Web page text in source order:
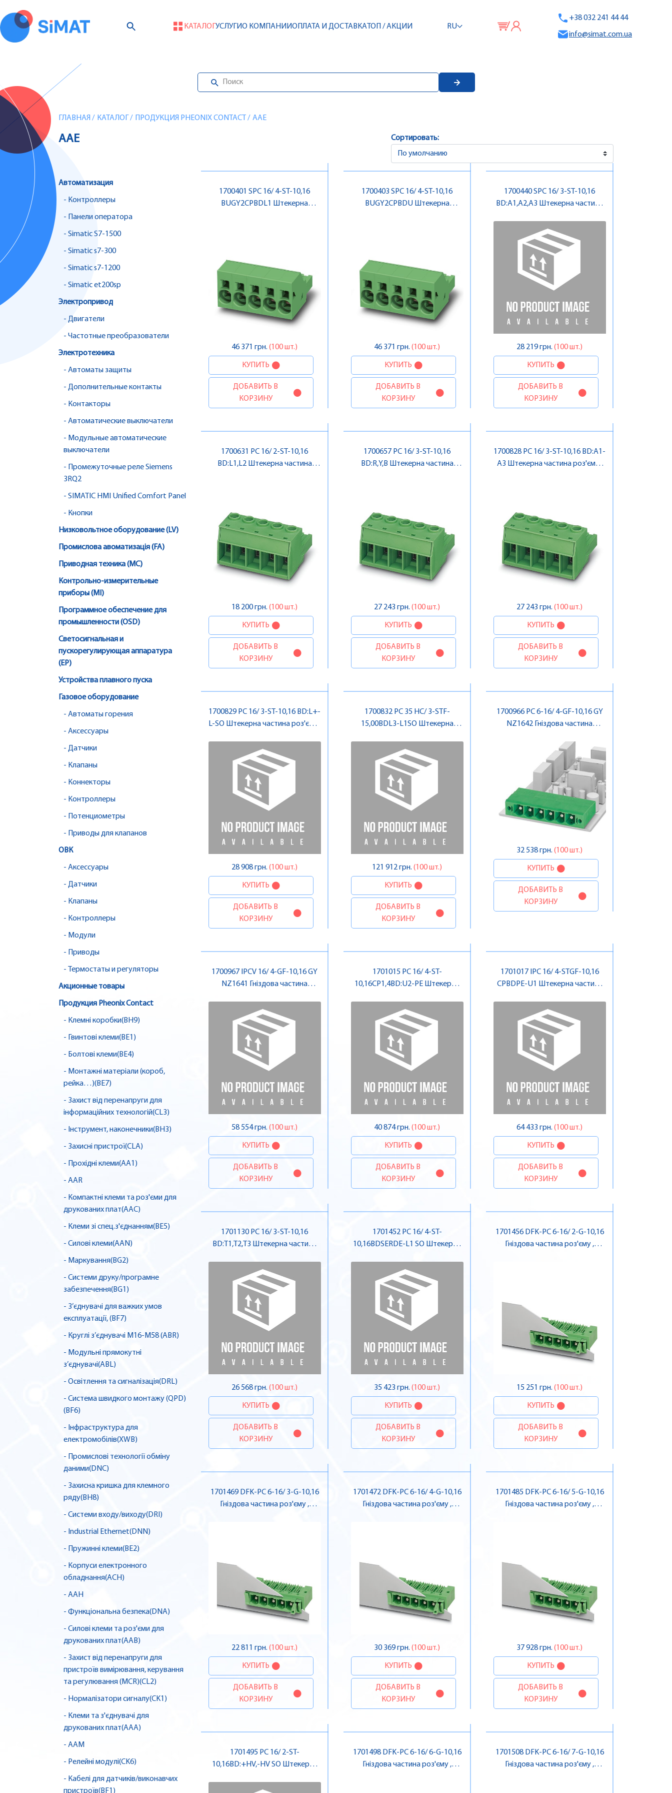
КАТАЛОГУСЛУГИО КОМПАНИИОПЛАТА И ДОСТАВКАТОП / АКЦИИ RU
+38 032 241 44 44
info@simat.com.ua
ГЛАВНАЯ / КАТАЛОГ / ПРОДУКЦИЯ PHEONIX CONTACT / AAE
AAE Сортировать:
Автоматизация
- Контроллеры
- Панели оператора
- Simatic S7-1500
- Simatic s7-300
- Simatic s7-1200
- Simatic et200sp
Электропривод
- Двигатели
- Частотные преобразователи
Электротехника
- Автоматы защиты
- Дополнительные контакты
- Контакторы
- Автоматические выключатели
- Модульные автоматические
выключатели
- Промежуточные реле Siemens
3RQ2
- SIMATIC HMI Unified Comfort Panel
- Кнопки
Низковольтное оборудование (LV)
Промислова авоматизація (FA)
Приводная техника (MC)
Контрольно-измерительные
приборы (MI)
Программное обеспечение для
промышленности (OSD)
Светосигнальная и
пускорегулирующая аппаратура
(EP)
Устройства плавного пуска
Газовое оборудование
- Автоматы горения
- Аксессуары
- Датчики
- Клапаны
- Коннекторы
- Контроллеры
- Потенциометры
- Приводы для клапанов
ОВК
- Аксессуары
- Датчики
- Клапаны
- Контроллеры
- Модули
- Приводы
- Термостаты и регуляторы
Акционные товары
Продукция Pheonix Contact
- Клемні коробки(BH9)
- Гвинтові клеми(BE1)
- Болтові клеми(BE4)
- Монтажні матеріали (короб,
рейка…)(BE7)
- Захист від перенапруги для
інформаційних технологій(CL3)
- Інструмент, наконечники(BH3)
- Захисні пристрої(CLA)
- Прохідні клеми(AA1)
- AAR
- Компактні клеми та роз'єми для
друкованих плат(AAC)
- Клеми зі спец.з'єднанням(BE5)
- Силові клеми(AAN)
- Маркування(BG2)
- Системи друку/програмне
забезпечення(BG1)
- З’єднувачі для важких умов
експлуатації, (BF7)
- Круглі з’єднувачі M16-M58 (ABR)
- Модульні прямокутні
з’єднувачі(ABL)
- Освітлення та сигналізація(DRL)
- Система швидкого монтажу (QPD)
(BF6)
- Інфраструктура для
електромобілів(XWB)
- Промислові технології обміну
даними(DNC)
- Захисна кришка для клемного
ряду(BH8)
- Системи входу/виходу(DRI)
- Industrial Ethernet(DNN)
- Пружинні клеми(BE2)
- Корпуси електронного
обладнання(ACH)
- AAH
- Функціональна безпека(DNA)
- Силові клеми та роз'єми для
друкованих плат(AAB)
- Захист від перенапруги для
пристроїв вимірювання, керування
та регулювання (MCR)(CL2)
- Нормалізатори сигналу(CK1)
- Клеми та з'єднувачі для
друкованих плат(AAA)
- AAM
- Релейні модулі(CK6)
- Кабелі для датчиків/виконавчих
пристроїв(BF1)
1700401 SPC 16/ 4-ST-10,16
BUGY2CPBDL1 Штекерна
46 371 грн.(100 шт.)
КУПИТЬ
ДОБАВИТЬ В
КОРЗИНУ
1700403 SPC 16/ 4-ST-10,16
BUGY2CPBDU Штекерна
46 371 грн.(100 шт.)
КУПИТЬ
ДОБАВИТЬ В
КОРЗИНУ
1700440 SPC 16/ 3-ST-10,16
BD:A1,A2,A3 Штекерна частина
28 219 грн.(100 шт.)
КУПИТЬ
ДОБАВИТЬ В
КОРЗИНУ
1700631 PC 16/ 2-ST-10,16
BD:L1,L2 Штекерна частина
18 200 грн.(100 шт.)
КУПИТЬ
ДОБАВИТЬ В
КОРЗИНУ
1700657 PC 16/ 3-ST-10,16
BD:R,Y,B Штекерна частина
27 243 грн.(100 шт.)
КУПИТЬ
ДОБАВИТЬ В
КОРЗИНУ
1700828 PC 16/ 3-ST-10,16 BD:A1-
A3 Штекерна частина роз'єму ,
27 243 грн.(100 шт.)
КУПИТЬ
ДОБАВИТЬ В
КОРЗИНУ
1700829 PC 16/ 3-ST-10,16 BD:L+-
L-SO Штекерна частина роз'єму ,
28 908 грн.(100 шт.)
КУПИТЬ
ДОБАВИТЬ В
КОРЗИНУ
1700832 PC 35 HC/ 3-STF-
15,00BDL3-L1SO Штекерна
Contact
121 912 грн.(100 шт.)
КУПИТЬ
ДОБАВИТЬ В
КОРЗИНУ
1700966 PC 6-16/ 4-GF-10,16 GY
NZ1642 Гніздова частина
32 538 грн.(100 шт.)
КУПИТЬ
ДОБАВИТЬ В
КОРЗИНУ
1700967 IPCV 16/ 4-GF-10,16 GY
NZ1641 Гніздова частина
58 554 грн.(100 шт.)
КУПИТЬ
ДОБАВИТЬ В
КОРЗИНУ
1701015 PC 16/ 4-ST-
10,16CP1,4BD:U2-PE Штекерна
Contact
40 874 грн.(100 шт.)
КУПИТЬ
ДОБАВИТЬ В
КОРЗИНУ
1701017 IPC 16/ 4-STGF-10,16
CPBDPE-U1 Штекерна частина
64 433 грн.(100 шт.)
КУПИТЬ
ДОБАВИТЬ В
КОРЗИНУ
1701130 PC 16/ 3-ST-10,16
BD:T1,T2,T3 Штекерна частина
26 568 грн.(100 шт.)
КУПИТЬ
ДОБАВИТЬ В
КОРЗИНУ
1701452 PC 16/ 4-ST-
10,16BDSERDE-L1 SO Штекерна
Contact
35 423 грн.(100 шт.)
КУПИТЬ
ДОБАВИТЬ В
КОРЗИНУ
1701456 DFK-PC 6-16/ 2-G-10,16
Гніздова частина роз'єму ,
15 251 грн.(100 шт.)
КУПИТЬ
ДОБАВИТЬ В
КОРЗИНУ
1701469 DFK-PC 6-16/ 3-G-10,16
Гніздова частина роз'єму ,
22 811 грн.(100 шт.)
КУПИТЬ
ДОБАВИТЬ В
КОРЗИНУ
1701472 DFK-PC 6-16/ 4-G-10,16
Гніздова частина роз'єму ,
30 369 грн.(100 шт.)
КУПИТЬ
ДОБАВИТЬ В
КОРЗИНУ
1701485 DFK-PC 6-16/ 5-G-10,16
Гніздова частина роз'єму ,
37 928 грн.(100 шт.)
КУПИТЬ
ДОБАВИТЬ В
КОРЗИНУ
1701495 PC 16/ 2-ST-
10,16BD:+HV,-HV SO Штекерна
Contact
1701498 DFK-PC 6-16/ 6-G-10,16
Гніздова частина роз'єму ,
1701508 DFK-PC 6-16/ 7-G-10,16
Гніздова частина роз'єму ,